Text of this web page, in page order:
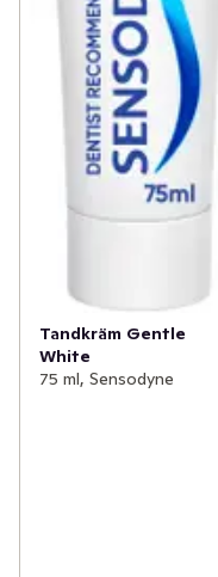
Tandkräm Gentle
White
75 ml, Sensodyne